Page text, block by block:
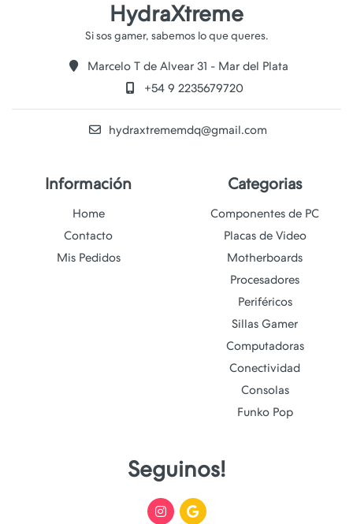
HydraXtreme
Marcelo T de Alvear 31 - Mar del Plata
+54 9 2235679720
hydraxtrememdq@gmail.com
Información
Home
Contacto
Mis Pedidos
Categorias
Componentes de PC
Placas de Video
Motherboards
Procesadores
Periféricos
Sillas Gamer
Computadoras
Conectividad
Consolas
Funko Pop
Seguinos!